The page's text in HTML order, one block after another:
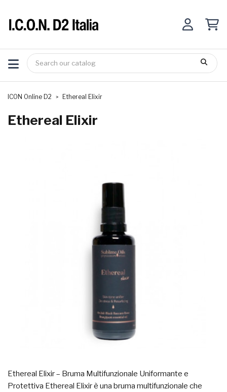
ICON Online D2 Ethereal Elixir
Ethereal Elixir
Ethereal Elixir – Bruma Multifunzionale Uniformante e
Protettiva Ethereal Elixir è una bruma multifunzionale che